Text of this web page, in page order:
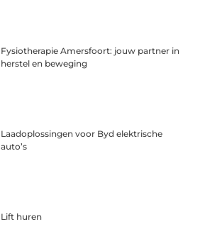
Fysiotherapie Amersfoort: jouw partner in
herstel en beweging
Laadoplossingen voor Byd elektrische
auto’s
Lift huren